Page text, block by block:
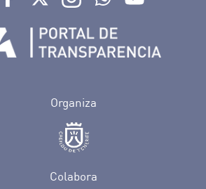
Organiza
Colabora